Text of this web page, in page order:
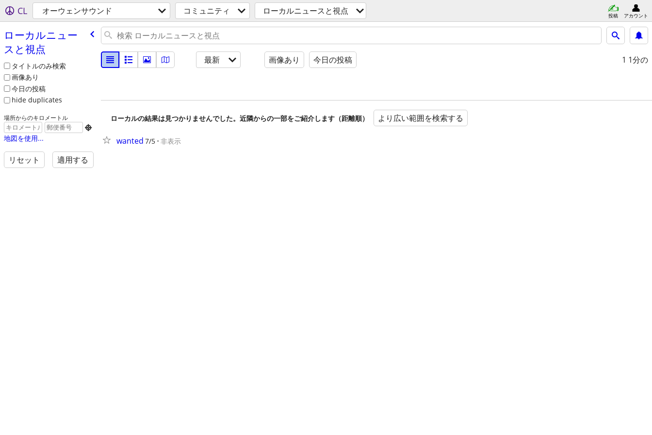
CL オーウェンサウンド コミュニティ ローカルニュースと視点 投稿 アカウント
ローカルニュー
スと視点
タイトルのみ検索
画像あり
今日の投稿
hide duplicates
場所からのキロメートル

地図を使用...
リセット 適用する
最新 画像あり 今日の投稿 1 1分の
ローカルの結果は見つかりませんでした。近隣からの一部をご紹介します（距離順） より広い範囲を検索する
wanted 7/5 非表示